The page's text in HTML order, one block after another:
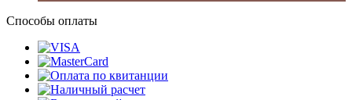
Способы оплаты